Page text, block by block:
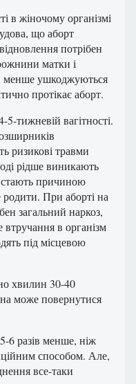
в жіночому організмі
що аборт
потрібен
матки і
менше ушкоджуються
протікає аборт.
тижневій вагітності.
ризикові травми
рідше виникають
стають причиною
При аборті на
загальний наркоз,
в організм
під місцевою
хвилин 30-40
може повернутися
6 разів менше, ніж
способом. Але,
все-таки